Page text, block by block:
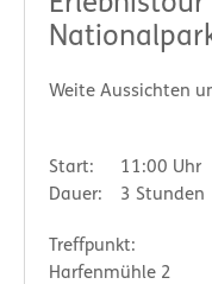
Weite Aussichten
Start:
11:00 Uhr
Dauer:
3 Stunden
Treffpunkt:
Harfenmühle 2